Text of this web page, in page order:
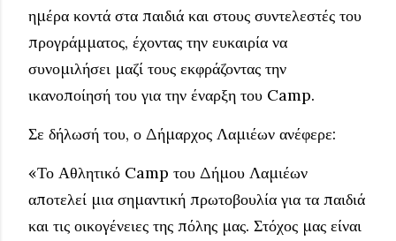
ημέρα κοντά στα παιδιά και στους συντελεστές του
προγράμματος, έχοντας την ευκαιρία να
συνομιλήσει μαζί τους εκφράζοντας την
ικανοποίησή του για την έναρξη του Camp.
Σε δήλωσή του, ο Δήμαρχος Λαμιέων ανέφερε:
«Το Αθλητικό Camp του Δήμου Λαμιέων
αποτελεί μια σημαντική πρωτοβουλία για τα παιδιά
και τις οικογένειες της πόλης μας. Στόχος μας είναι